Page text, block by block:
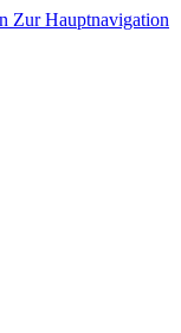
Zur Hauptnavigation